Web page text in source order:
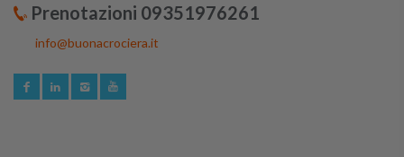
Prenotazioni 09351976261
info@buonacrociera.it